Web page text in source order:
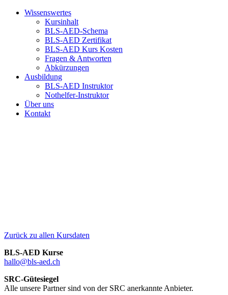
Wissenswertes
Kursinhalt
BLS-AED-Schema
BLS-AED Zertifikat
BLS-AED Kurs Kosten
Fragen & Antworten
Abkürzungen
Ausbildung
BLS-AED Instruktor
Nothelfer-Instruktor
Über uns
Kontakt
Zurück zu allen Kursdaten
BLS-AED Kurse
hallo@bls-aed.ch
SRC-Gütesiegel
Alle unsere Partner sind von der SRC anerkannte Anbieter.